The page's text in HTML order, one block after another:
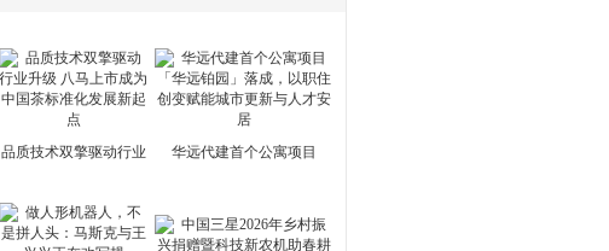
品质技术双擎驱动行业 华远代建首个公寓项目